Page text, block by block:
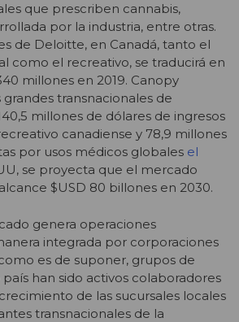
que prescriben cannabis,
por la industria, entre otras.
de Deloitte, en Canadá, tanto el
como el recreativo, se traducirá en
millones en 2019. Canopy
grandes transnacionales de
millones de dólares de ingresos
canadiense y 78,9 millones
por usos médicos globales el
se proyecta que el mercado
$USD 80 billones en 2030.
genera operaciones
integrada por corporaciones
es de suponer, grupos de
han sido activos colaboradores
de las sucursales locales
transnacionales de la